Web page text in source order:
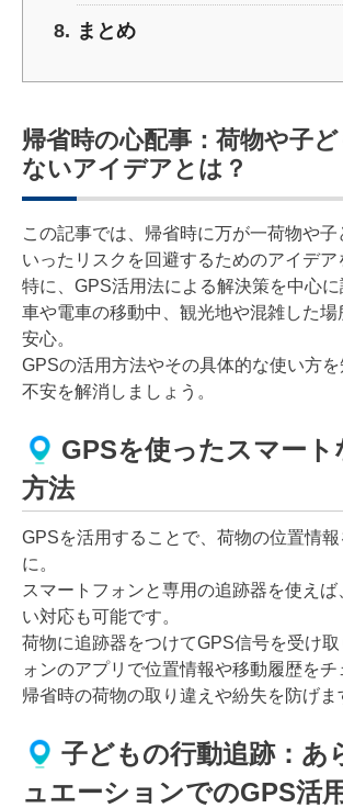
まとめ
帰省時の心配事：荷物や子
ないアイデアとは？
この記事では、帰省時に万が一荷物や子
いったリスクを回避するためのアイデア
特に、GPS活用法による解決策を中心に
車や電車の移動中、観光地や混雑した場
安心。
GPSの活用方法やその具体的な使い方
不安を解消しましょう。
GPSを使ったスマート
方法
GPSを活用することで、荷物の位置情
に。
スマートフォンと専用の追跡器を使え
い対応も可能です。
荷物に追跡器をつけてGPS信号を受け
ォンのアプリで位置情報や移動履歴をチ
帰省時の荷物の取り違えや紛失を防げま
子どもの行動追跡：あ
ュエーションでのGPS活